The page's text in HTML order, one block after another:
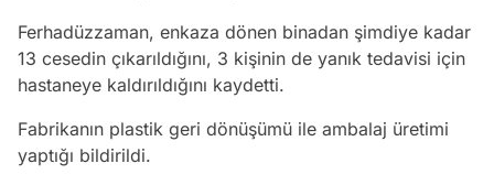
Ferhadüzzaman, enkaza dönen binadan şimdiye kadar
13 cesedin çıkarıldığını, 3 kişinin de yanık tedavisi için
hastaneye kaldırıldığını kaydetti.
Fabrikanın plastik geri dönüşümü ile ambalaj üretimi
yaptığı bildirildi.